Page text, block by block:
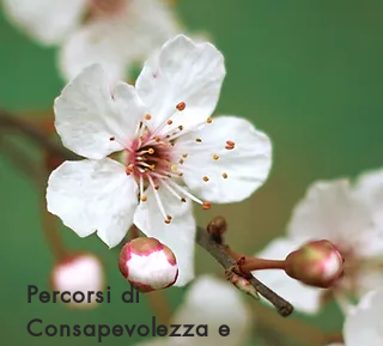
Percorsi di
Consapevolezza e